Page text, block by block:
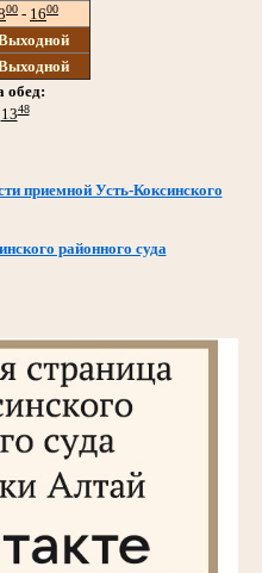
00 - 1600
обед:
1348
приемной Усть-Коксинского
районного суда